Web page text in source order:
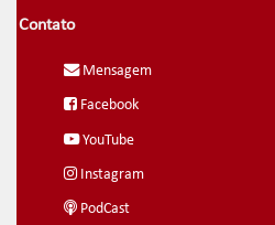
Contato
Mensagem
Facebook
YouTube
Instagram
PodCast